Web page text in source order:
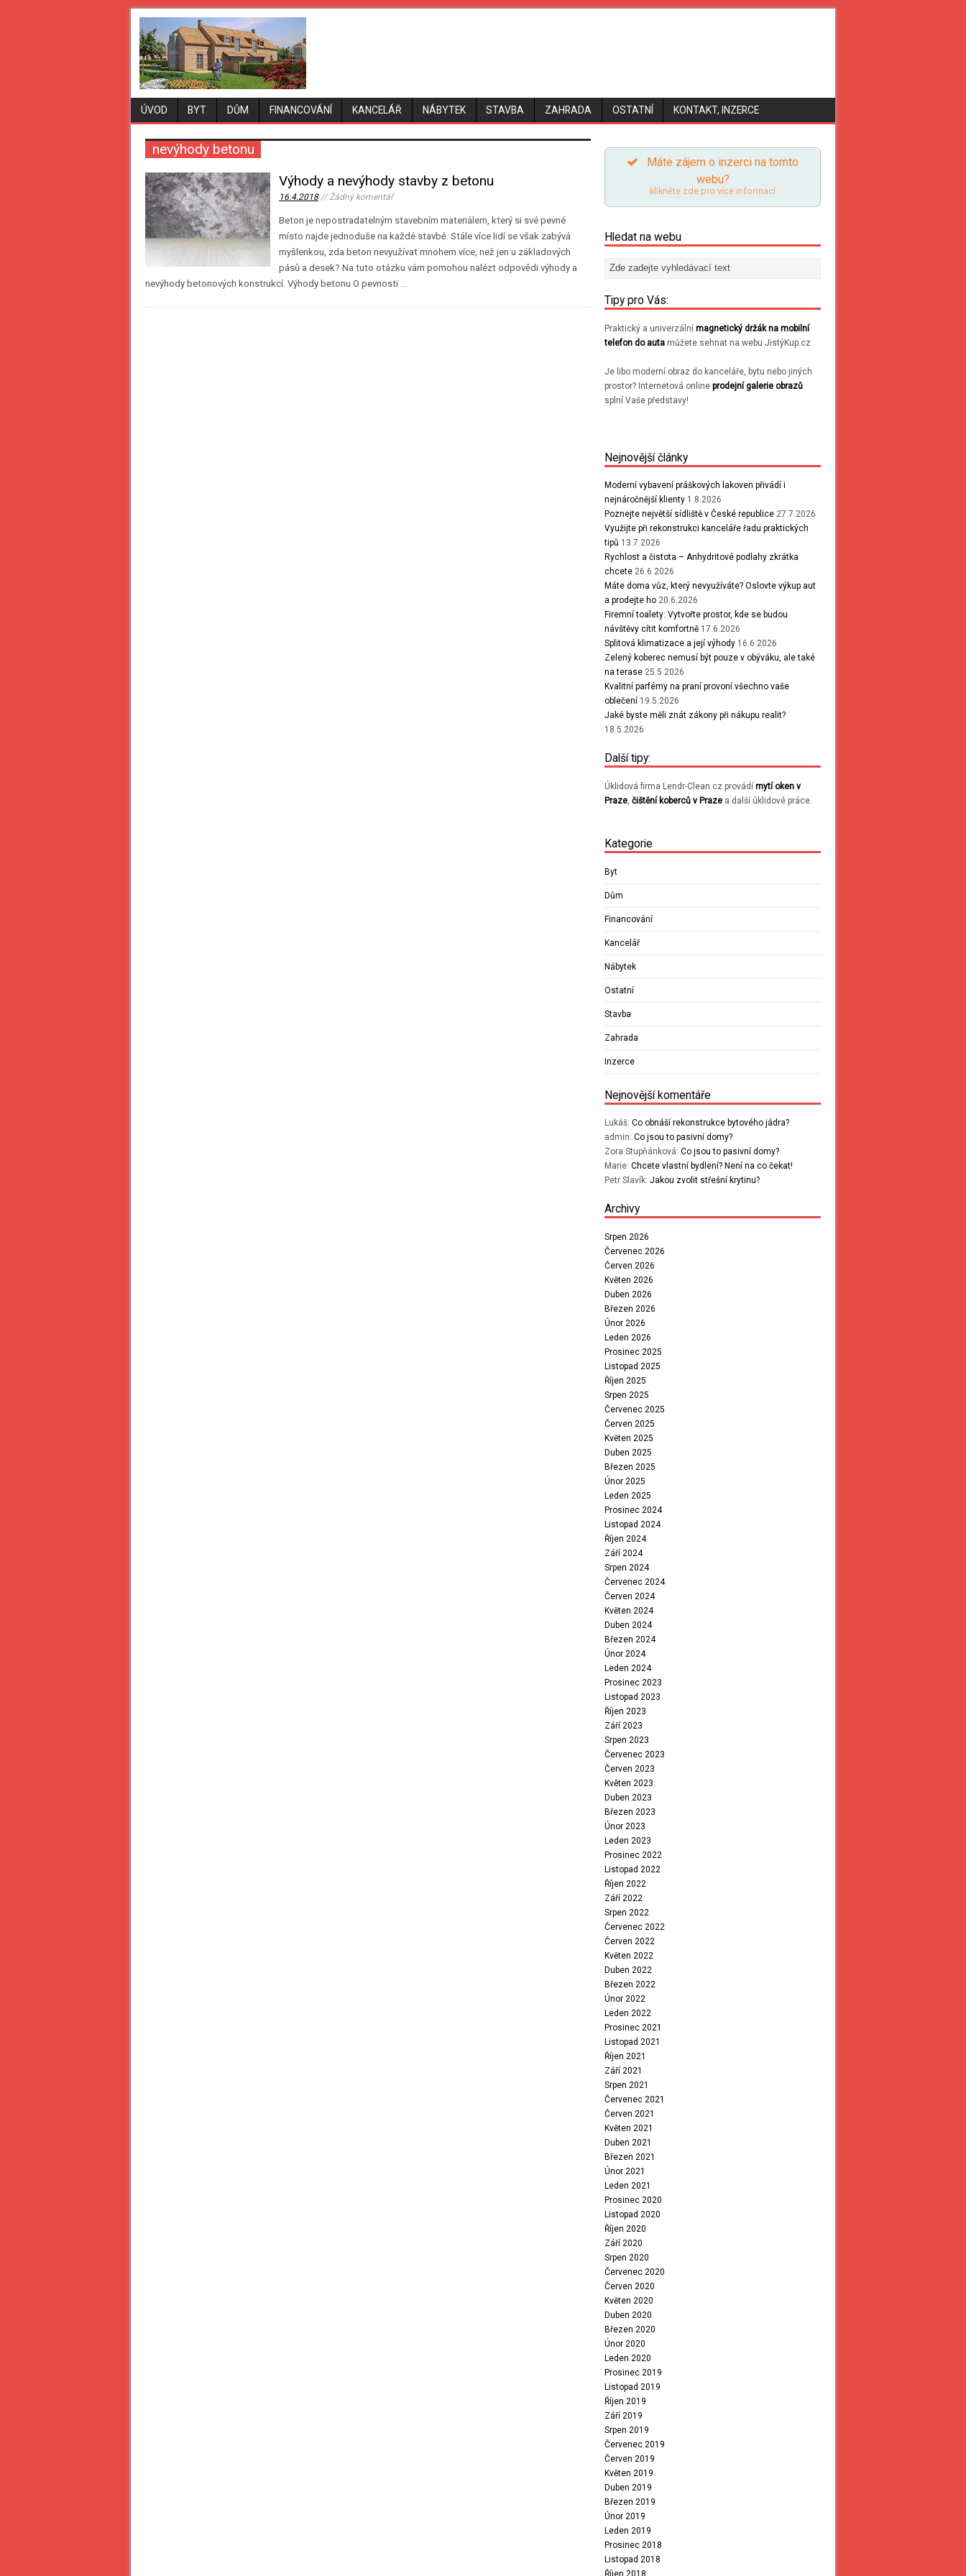
ÚVOD BYT DŮM FINANCOVÁNÍ KANCELÁŘ NÁBYTEK STAVBA ZAHRADA OSTATNÍ KONTAKT, INZERCE
nevýhody betonu
Výhody a nevýhody stavby z betonu
16.4.2018// Žádný komentář
Beton je nepostradatelným stavebním materiálem, který si své pevné
místo najde jednoduše na každé stavbě. Stále více lidí se však zabývá
myšlenkou, zda beton nevyužívat mnohem více, než jen u základových
pásů a desek? Na tuto otázku vám pomohou nalézt odpovědi výhody a
nevýhody betonových konstrukcí. Výhody betonu O pevnosti …
Máte zájem o inzerci na tomto
webu?
klikněte zde pro více informací
Hledat na webu
Tipy pro Vás:
Praktický a univerzálnímagnetický držák na mobilní
telefon do auta můžete sehnat na webu JistýKup.cz
Je libo moderní obraz do kanceláře, bytu nebo jiných
prostor? Internetová onlineprodejní galerie obrazů
splní Vaše představy!
Nejnovější články
Moderní vybavení práškových lakoven přivádí i
nejnáročnější klienty 1.8.2026
Poznejte největší sídliště v České republice 27.7.2026
Využijte při rekonstrukci kanceláře řadu praktických
tipů 13.7.2026
Rychlost a čistota – Anhydritové podlahy zkrátka
chcete 26.6.2026
Máte doma vůz, který nevyužíváte? Oslovte výkup aut
a prodejte ho 20.6.2026
Firemní toalety: Vytvořte prostor, kde se budou
návštěvy cítit komfortně 17.6.2026
Splitová klimatizace a její výhody 16.6.2026
Zelený koberec nemusí být pouze v obýváku, ale také
na terase 25.5.2026
Kvalitní parfémy na praní provoní všechno vaše
oblečení 19.5.2026
Jaké byste měli znát zákony při nákupu realit?
18.5.2026
Další tipy:
Úklidová firma Lendr-Clean.cz provádímytí oken v
Praze,čištění koberců v Praze a další úklidové práce.
Kategorie
Byt
Dům
Financování
Kancelář
Nábytek
Ostatní
Stavba
Zahrada
Inzerce
Nejnovější komentáře
Lukáš:Co obnáší rekonstrukce bytového jádra?
admin:Co jsou to pasivní domy?
Zora Stupňánková:Co jsou to pasivní domy?
Marie:Chcete vlastní bydlení? Není na co čekat!
Petr Slavík:Jakou zvolit střešní krytinu?
Archivy
Srpen 2026
Červenec 2026
Červen 2026
Květen 2026
Duben 2026
Březen 2026
Únor 2026
Leden 2026
Prosinec 2025
Listopad 2025
Říjen 2025
Srpen 2025
Červenec 2025
Červen 2025
Květen 2025
Duben 2025
Březen 2025
Únor 2025
Leden 2025
Prosinec 2024
Listopad 2024
Říjen 2024
Září 2024
Srpen 2024
Červenec 2024
Červen 2024
Květen 2024
Duben 2024
Březen 2024
Únor 2024
Leden 2024
Prosinec 2023
Listopad 2023
Říjen 2023
Září 2023
Srpen 2023
Červenec 2023
Červen 2023
Květen 2023
Duben 2023
Březen 2023
Únor 2023
Leden 2023
Prosinec 2022
Listopad 2022
Říjen 2022
Září 2022
Srpen 2022
Červenec 2022
Červen 2022
Květen 2022
Duben 2022
Březen 2022
Únor 2022
Leden 2022
Prosinec 2021
Listopad 2021
Říjen 2021
Září 2021
Srpen 2021
Červenec 2021
Červen 2021
Květen 2021
Duben 2021
Březen 2021
Únor 2021
Leden 2021
Prosinec 2020
Listopad 2020
Říjen 2020
Září 2020
Srpen 2020
Červenec 2020
Červen 2020
Květen 2020
Duben 2020
Březen 2020
Únor 2020
Leden 2020
Prosinec 2019
Listopad 2019
Říjen 2019
Září 2019
Srpen 2019
Červenec 2019
Červen 2019
Květen 2019
Duben 2019
Březen 2019
Únor 2019
Leden 2019
Prosinec 2018
Listopad 2018
Říjen 2018